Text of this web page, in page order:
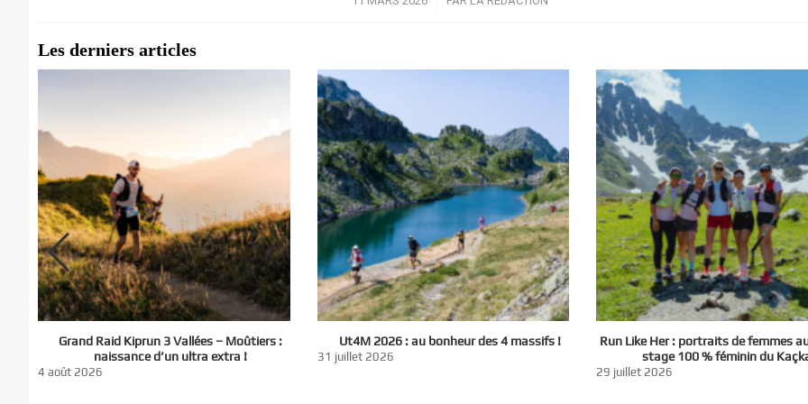
Les derniers articles
Grand Raid Kiprun 3 Vallées – Moûtiers :
naissance d’un ultra extra !
4 août 2026
Ut4M 2026 : au bonheur des 4 massifs !
31 juillet 2026
Run Like Her : portraits de femmes
stage 100 % féminin du
29 juillet 2026